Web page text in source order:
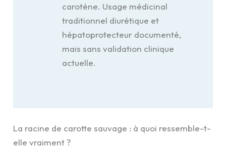
carotène. Usage médicinal
traditionnel diurétique et
hépatoprotecteur documenté,
mais sans validation clinique
actuelle.
La racine de carotte sauvage : à quoi ressemble-t-
elle vraiment ?